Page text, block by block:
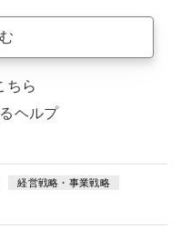
ちら
ヘルプ
経営戦略・事業戦略